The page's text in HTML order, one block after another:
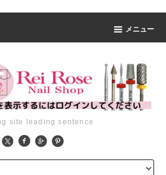
メニュー
site leading sentence